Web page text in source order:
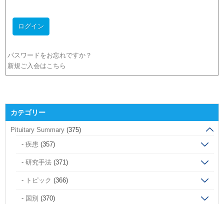
パスワードをお忘れですか？
新規ご入会はこちら
カテゴリー
Pituitary Summary (375)
疾患 (357)
研究手法 (371)
トピック (366)
国別 (370)